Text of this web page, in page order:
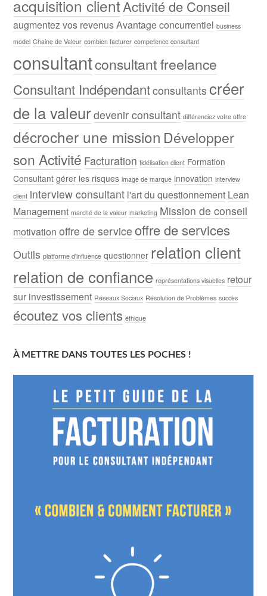
acquisition clientActivité de Conseil
augmentez vos revenusAvantage concurrentiel business
model Chaine de Valeur combien facturer competence consultant
consultantconsultant freelance
Consultant Indépendantconsultants créer
de la valeurdevenir consultant différenciez votre offre
décrocher une mission Développer
son Activité Facturation fidélisation client Formation
Consultant gérer les risques image de marque innovation interview
client interview consultant l'art du questionnement Lean
Management marché de la valeur marketing Mission de conseil
motivation offre de service offre de services
Outils platforme d'influence questionner relation client
relation de confiance représentations visuelles retour
sur investissement Réseaux Sociaux Résolution de Problèmes succès
écoutez vos clients éthique
À METTRE DANS TOUTES LES POCHES !